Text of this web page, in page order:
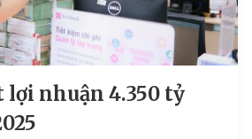
lợi nhuận 4.350 tỷ